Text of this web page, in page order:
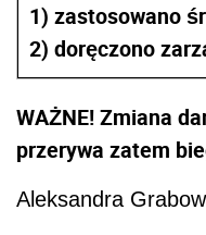
1) zastosowano
2) doręczono
WAŻNE! Zmiana
przerywa zatem
Aleksandra